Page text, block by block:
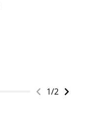
1/2